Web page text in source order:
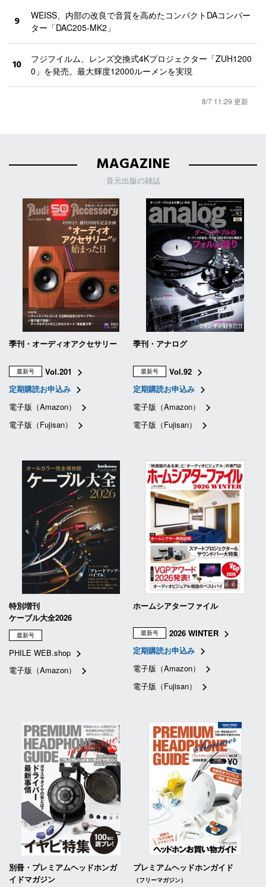
9
WEISS、内部の改良で音質を高めたコンパクトDAコンバー
ター「DAC205-MK2」
10
フジフイルム、レンズ交換式4Kプロジェクター「ZUH1200
0」を発売。最大輝度12000ルーメンを実現
8/7 11:29 更新
MAGAZINE
音元出版の雑誌
季刊・オーディオアクセサリー
最新号
Vol.201
定期購読お申込み
電子版（Amazon）
電子版（Fujisan）
季刊・アナログ
最新号
Vol.92
定期購読お申込み
電子版（Amazon）
電子版（Fujisan）
特別増刊
ケーブル大全2026
最新号
PHILE WEB.shop
電子版（Amazon）
ホームシアターファイル
最新号
2026 WINTER
定期購読お申込み
電子版（Amazon）
電子版（Fujisan）
別冊・プレミアムヘッドホンガ
イドマガジン
プレミアムヘッドホンガイド
（フリーマガジン）